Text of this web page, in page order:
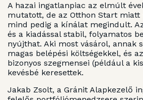
A hazai ingatlanpiac az elmúlt
mutatott, de az Otthon Start miatt
mind pedig a kínálat megindult.
és a kiadással stabil, folyamatos
nyújthat. Aki most vásárol, annak
magas belépési költségekkel, és
bizonyos szegmensei (például a
kevésbé keresettek.
Jakab Zsolt, a Gránit Alapkezelő